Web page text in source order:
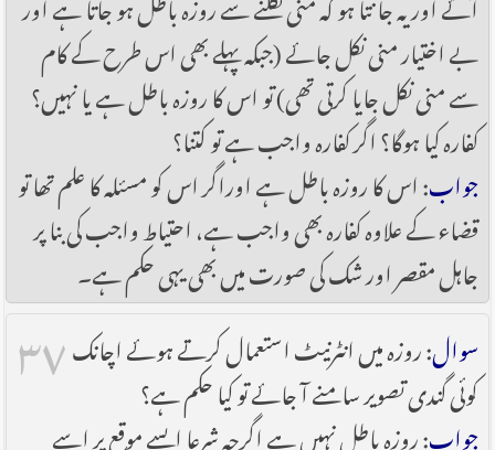
بے اختیار منی نکل جائے (جبکہ پہلے بھی اس طرح کے کام
سے منی نکل جایا کرتی تھی) تو اس کا روزہ باطل ہے یا نہیں؟
کفارہ کیا ہوگا؟ اگر کفارہ واجب ہے تو کتنا؟
جواب: اس کا روزہ باطل ہے اوراگر اس کو مسئلہ کا علم تھا تو
قضاء کے علاوہ کفارہ بھی واجب ہے، احتیاط واجب کی بنا پر
جاہل مقصر اور شک کی صورت میں بھی یہی حکم ہے۔
۳۷ سوال: روزہ میں انٹرنیٹ استعمال کرتے ہوئے اچانک
کوئی گندی تصویر سامنے آ جائے تو کیا حکم ہے؟
جواب: روزہ باطل نہیں ہے اگرچہ شرعا ایسے موقع پر اسے